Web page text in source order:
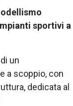
sportivi a
un
a scoppio, con
dedicata al